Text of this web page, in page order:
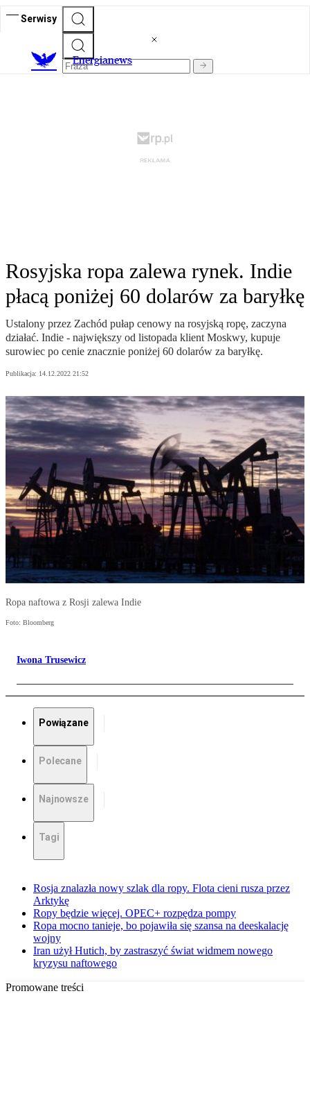
Serwisy
Energianews
Rosyjska ropa zalewa rynek. Indie
płacą poniżej 60 dolarów za baryłkę
Ustalony przez Zachód pułap cenowy na rosyjską ropę, zaczyna
działać. Indie - największy od listopada klient Moskwy, kupuje
surowiec po cenie znacznie poniżej 60 dolarów za baryłkę.
Publikacja: 14.12.2022 21:52
Ropa naftowa z Rosji zalewa Indie
Foto: Bloomberg
Iwona Trusewicz
Powiązane
Polecane
Najnowsze
Tagi
Rosja znalazła nowy szlak dla ropy. Flota cieni rusza przez
Arktykę
Ropy będzie więcej. OPEC+ rozpędza pompy
Ropa mocno tanieje, bo pojawiła się szansa na deeskalację
wojny
Iran użył Hutich, by zastraszyć świat widmem nowego
kryzysu naftowego
Promowane treści